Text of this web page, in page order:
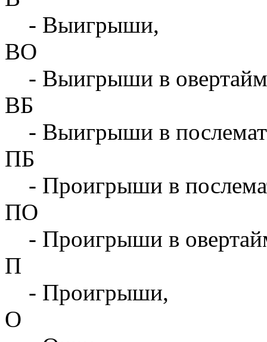
- Выигрыши,
ВО
- Выигрыши в
ВБ
- Выигрыши в
ПБ
- Проигрыши в
ПО
- Проигрыши в
П
- Проигрыши,
О